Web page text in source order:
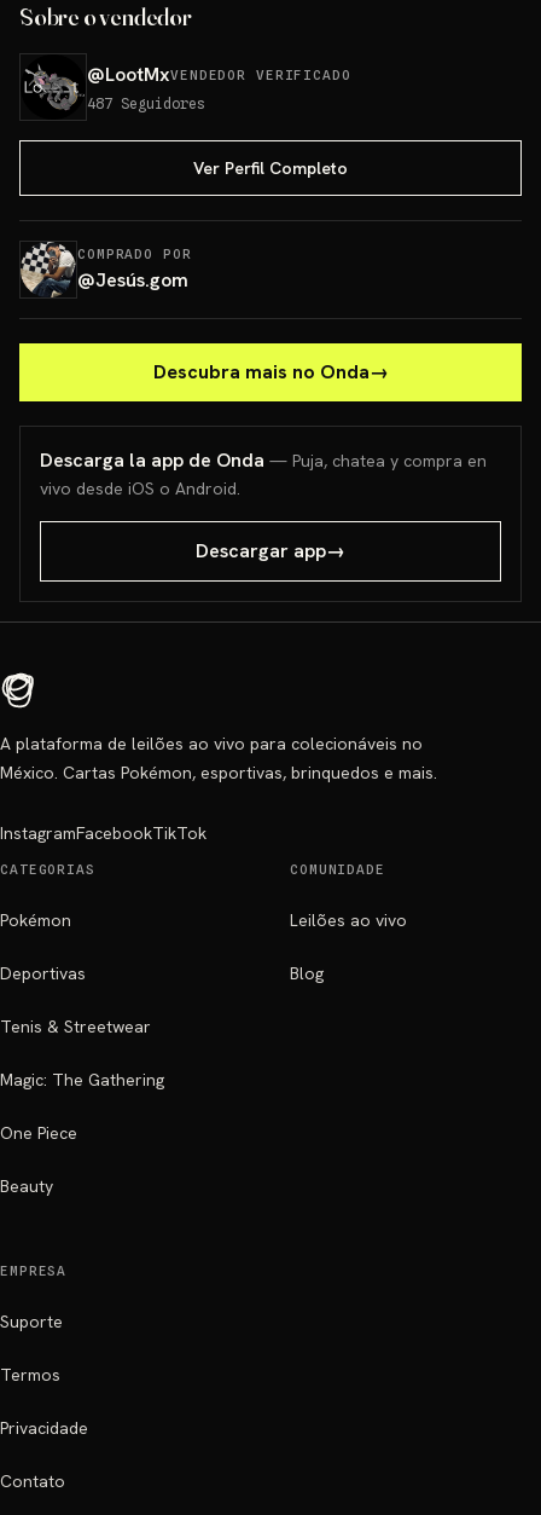
Sobre o vendedor
@LootMxVENDEDOR VERIFICADO
487 Seguidores
Ver Perfil Completo
COMPRADO POR
@Jesús.gom
Descubra mais no Onda→
Descarga la app de Onda — Puja, chatea y compra en
vivo desde iOS o Android.
Descargar app→
A plataforma de leilões ao vivo para colecionáveis no
México. Cartas Pokémon, esportivas, brinquedos e mais.
InstagramFacebookTikTok
CATEGORIAS
Pokémon
Deportivas
Tenis & Streetwear
Magic: The Gathering
One Piece
Beauty
COMUNIDADE
Leilões ao vivo
Blog
EMPRESA
Suporte
Termos
Privacidade
Contato